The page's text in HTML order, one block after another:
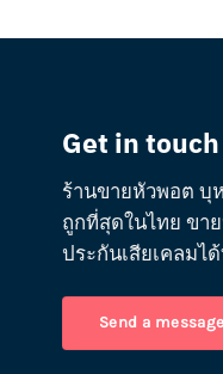
Get in
ร้านขายหัวพอต บุ
ถูกที่สุดในไทย ขา
ประกันเสียเคลมไ
Send a message